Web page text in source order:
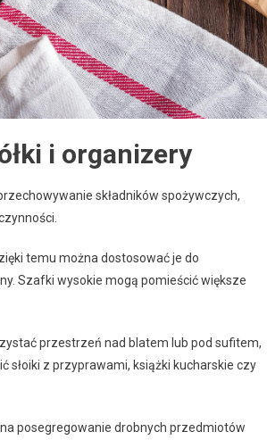
i organizery
składników spożywczych,
temu można dostosować je do
Szafki wysokie mogą pomieścić większe
przestrzeń nad blatem lub pod sufitem,
słoiki z przyprawami, książki kucharskie czy
posegregowanie drobnych przedmiotów